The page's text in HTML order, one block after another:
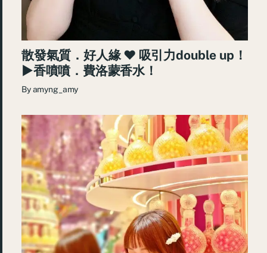
散發氣質．好人緣 ♥ 吸引力double up！
►香噴噴．費洛蒙香水！
Byamyng_amy